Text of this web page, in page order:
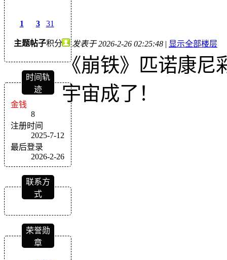
1
主题
3
帖子
31
积分
时间轨
迹
金钱
8
注册时间
2025-7-12
最后登录
2026-2-26
联系方
式
荣誉勋
章
发表于 2026-2-26 02:25:48 | 显示全部楼层
《崩铁》匹诺康尼
宇宙成了！